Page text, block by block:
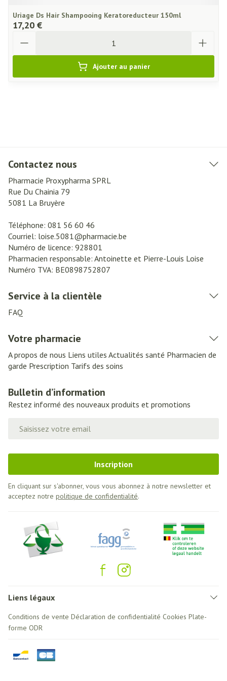
Uriage Ds Hair Shampooing Keratoreducteur 150ml
17,20 €
Ajouter au panier
Contactez nous
Pharmacie Proxypharma SPRL
Rue Du Chainia 79
5081 La Bruyère
Téléphone: 081 56 60 46
Courriel: loise.5081@pharmacie.be
Numéro de licence: 928801
Pharmacien responsable: Antoinette et Pierre-Louis Loise
Numéro TVA: BE0898752807
Service à la clientèle
FAQ
Votre pharmacie
A propos de nous Liens utiles Actualités santé Pharmacien de
garde Prescription Tarifs des soins
Bulletin d’information
Restez informé des nouveaux produits et promotions
Inscription
En cliquant sur s'abonner, vous vous abonnez à notre newsletter et
acceptez notre politique de confidentialité.
Liens légaux
Conditions de vente Déclaration de confidentialité Cookies Plate-
forme ODR